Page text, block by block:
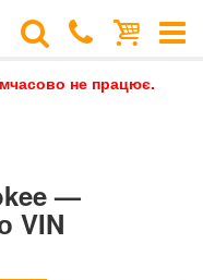
не працює.
—
VIN